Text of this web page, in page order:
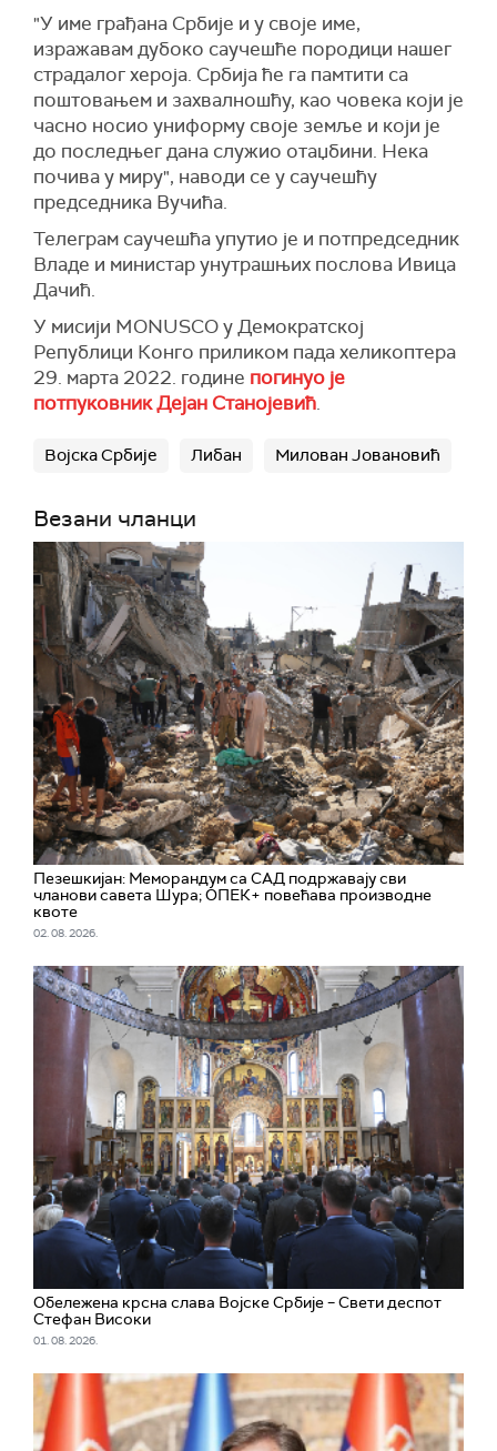
"У име грађана Србије и у своје име,
изражавам дубоко саучешће породици нашег
страдалог хероја. Србија ће га памтити са
поштовањем и захвалношћу, као човека који је
часно носио униформу своје земље и који је
до последњег дана служио отаџбини. Нека
почива у миру", наводи се у саучешћу
председника Вучића.
Телеграм саучешћа упутио је и потпредседник
Владе и министар унутрашњих послова Ивица
Дачић.
У мисији MONUSCO у Демократској
Републици Конго приликом пада хеликоптера
29. марта 2022. године погинуо је
потпуковник Дејан Станојевић.
Војска Србије Либан Милован Јовановић
Везани чланци
Пезешкијан: Меморандум са САД подржавају сви
чланови савета Шура; ОПЕК+ повећава производне
квоте
02. 08. 2026.
Обележена крсна слава Војске Србије – Свети деспот
Стефан Високи
01. 08. 2026.